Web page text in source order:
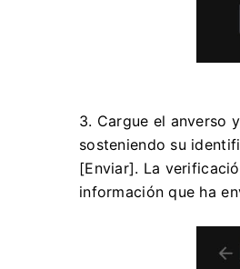
3. Cargue el anverso
sosteniendo su
[Enviar]. La
información que ha